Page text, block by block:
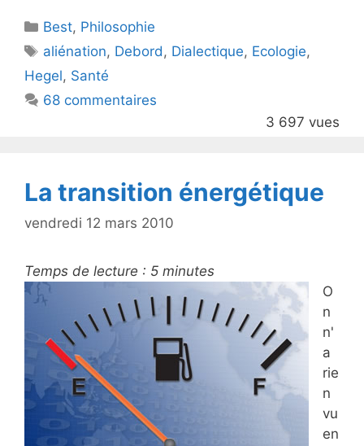
er e
b
o
o
Catégories
Best, Philosophie
Étiquettes
aliénation, Debord , Dialectique, Ecologie,
Hegel, Santé
68 commentaires
3 697 vues
La transition énergétique
vendredi 12 mars 2010
Temps de lecture : 5 minutes
O
n
n'
a
rie
n
vu
en